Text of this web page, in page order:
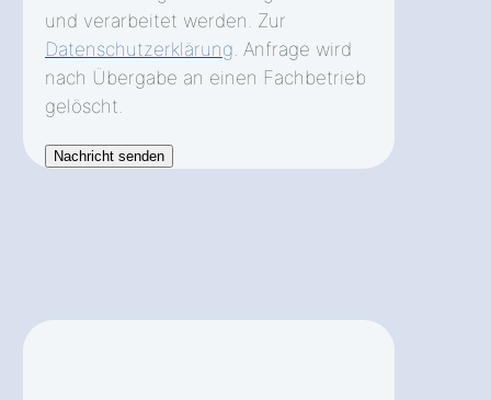
und verarbeitet werden. Zur
Datenschutzerklärung . Anfrage wird
nach Übergabe an einen Fachbetrieb
gelöscht.